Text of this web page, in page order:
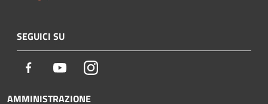
SEGUICI SU
Facebook YoutubeInstagram
AMMINISTRAZIONE